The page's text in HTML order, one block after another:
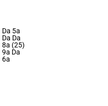
Da 5a
Da Da
8a (25)
9a Da
6a